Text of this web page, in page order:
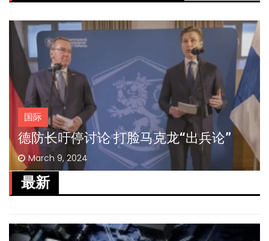
国际
德防长吁停讨论 打脸马克龙“出兵论”
March 9, 2024
最新